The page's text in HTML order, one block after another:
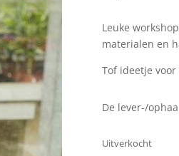
Leuke
materialen en
Tof ideetje
De lever-/
Uitverkocht